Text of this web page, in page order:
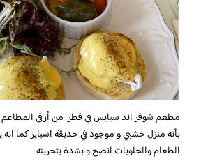
مطعم شوقر اند سبايس في قطر من أرقى المطاعم
بأنه منزل خشبي و موجود في حديقة اسباير كما انه
الطعام والحلويات انصح و بشدة بتحربته